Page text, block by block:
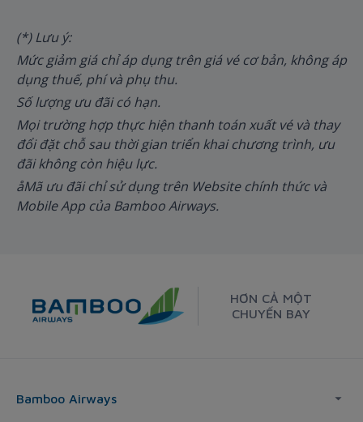
(*) Lưu ý:
Mức giảm giá chỉ áp dụng trên giá vé cơ bản, không áp
dụng thuế, phí và phụ thu.
Số lượng ưu đãi có hạn.
Mọi trường hợp thực hiện thanh toán xuất vé và thay
đổi đặt chỗ sau thời gian triển khai chương trình, ưu
đãi không còn hiệu lực.
åMã ưu đãi chỉ sử dụng trên Website chính thức và
Mobile App của Bamboo Airways.
HƠN CẢ MỘT
CHUYẾN BAY
Bamboo Airways